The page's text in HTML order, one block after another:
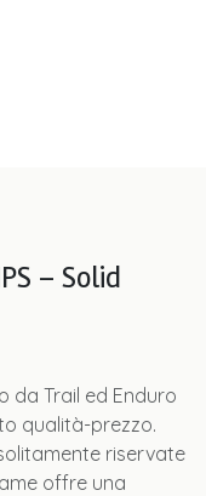
– Solid
da Trail ed Enduro
qualità-prezzo.
riservate
offre una